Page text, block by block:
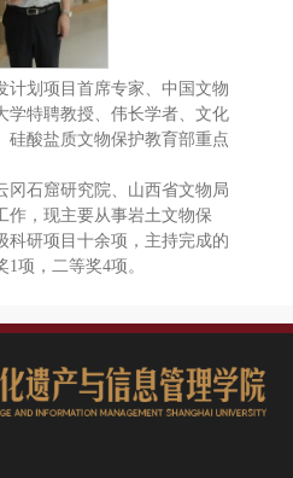
计划项目首席专家、中国文物
学特聘教授、伟长学者、文化
硅酸盐质文物保护教育部重点
冈石窟研究院、山西省文物局
作，现主要从事岩土文物保
科研项目十余项，主持完成的
项，二等奖4项。